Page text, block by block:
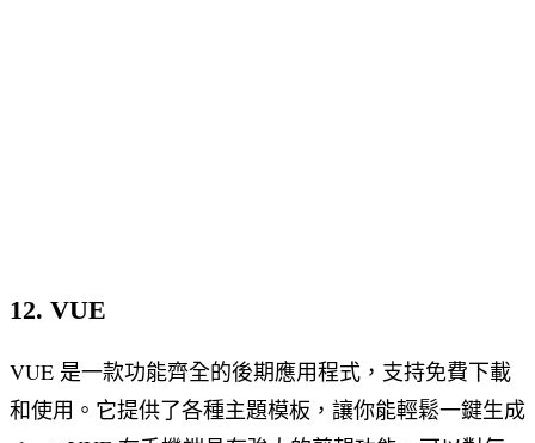
12. VUE
VUE 是一款功能齊全的後期應用程式，支持免費下載
和使用。它提供了各種主題模板，讓你能輕鬆一鍵生成